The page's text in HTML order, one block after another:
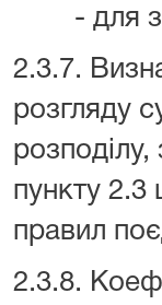
- для
2.3.7.
розгляду
розподілу,
пункту 2.3
правил
2.3.8.